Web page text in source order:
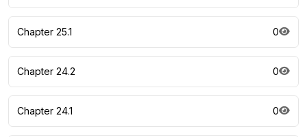
Chapter 25.1 0
Chapter 24.2 0
Chapter 24.1 0